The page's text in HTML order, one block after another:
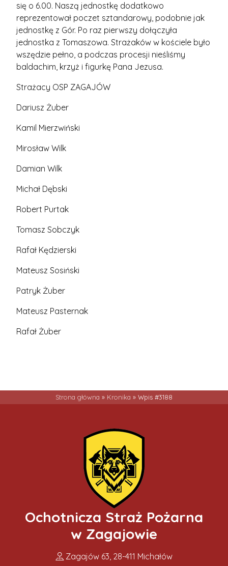
się o 6.00. Naszą jednostkę dodatkowo
reprezentował poczet sztandarowy, podobnie jak
jednostkę z Gór. Po raz pierwszy dołączyła
jednostka z Tomaszowa. Strażaków w kościele było
wszędzie pełno, a podczas procesji nieśliśmy
baldachim, krzyż i figurkę Pana Jezusa.
Strażacy OSP ZAGAJÓW
Dariusz Żuber
Kamil Mierzwiński
Mirosław Wilk
Damian Wilk
Michał Dębski
Robert Purtak
Tomasz Sobczyk
Rafał Kędzierski
Mateusz Sosiński
Patryk Żuber
Mateusz Pasternak
Rafał Żuber
Strona główna » Kronika » Wpis #3188
Ochotnicza Straż Pożarna
w Zagajowie
Zagajów 63, 28-411 Michałów